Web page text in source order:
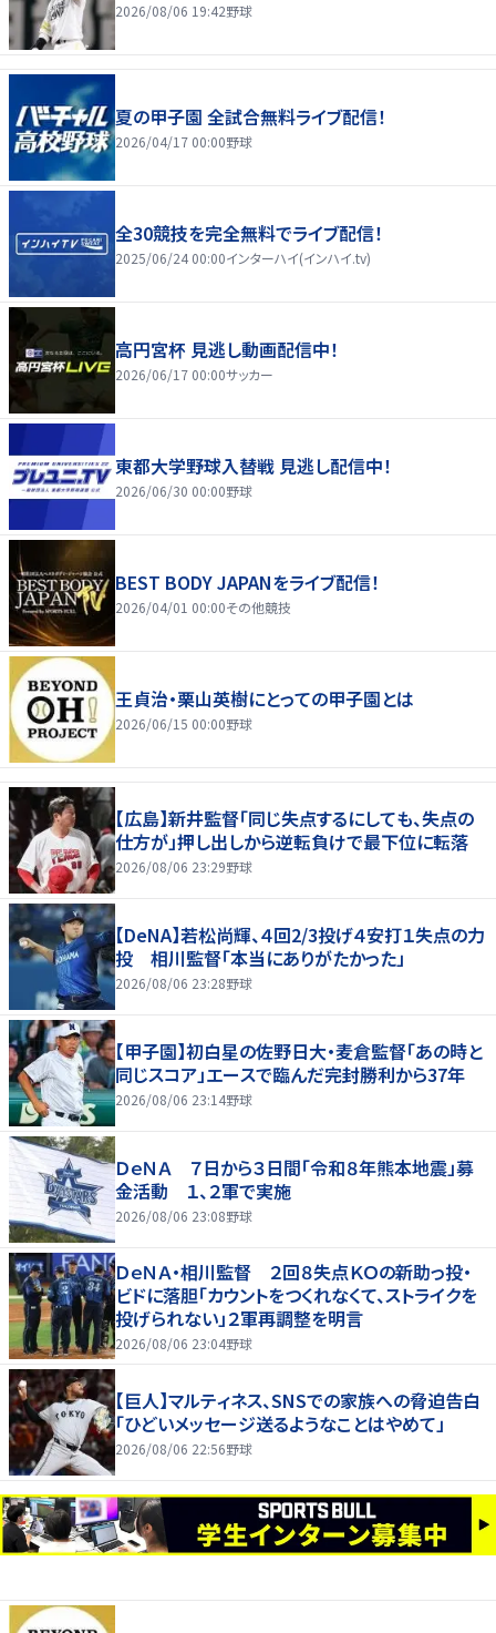
2026/08/06 19:42野球
夏の甲子園 全試合無料ライブ配信！
2026/04/17 00:00野球
全30競技を完全無料でライブ配信！
2025/06/24 00:00インターハイ(インハイ.tv)
高円宮杯 見逃し動画配信中！
2026/06/17 00:00サッカー
東都大学野球入替戦 見逃し配信中！
2026/06/30 00:00野球
BEST BODY JAPANをライブ配信！
2026/04/01 00:00その他競技
王貞治・栗山英樹にとっての甲子園とは
2026/06/15 00:00野球
【広島】新井監督「同じ失点するにしても、失点の
仕方が」押し出しから逆転負けで最下位に転落
2026/08/06 23:29野球
【DeNA】若松尚輝、４回2/3投げ４安打１失点の力
投 相川監督「本当にありがたかった」
2026/08/06 23:28野球
【甲子園】初白星の佐野日大・麦倉監督「あの時と
同じスコア」エースで臨んだ完封勝利から37年
2026/08/06 23:14野球
ＤｅＮＡ ７日から３日間「令和８年熊本地震」募
金活動 １、２軍で実施
2026/08/06 23:08野球
ＤｅＮＡ・相川監督 ２回８失点ＫＯの新助っ投・
ビドに落胆「カウントをつくれなくて、ストライクを
投げられない」２軍再調整を明言
2026/08/06 23:04野球
【巨人】マルティネス、SNSでの家族への脅迫告白
「ひどいメッセージ送るようなことはやめて」
2026/08/06 22:56野球